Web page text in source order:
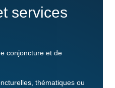
services
conjoncture et de
thématiques ou